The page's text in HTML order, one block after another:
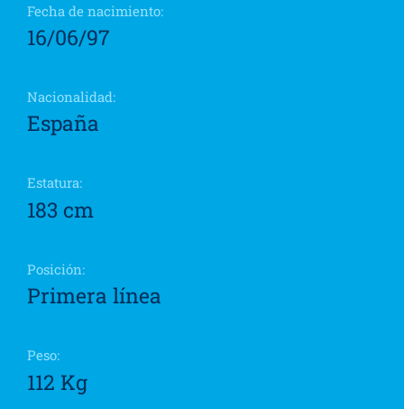
Fecha de nacimiento:
16/06/97
Nacionalidad:
España
Estatura:
183 cm
Posición:
Primera línea
Peso:
112 Kg